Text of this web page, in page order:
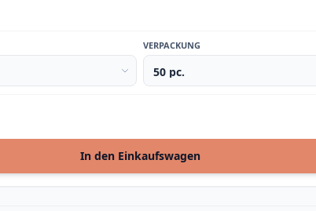
VERPACKUNG
In den Einkaufswagen